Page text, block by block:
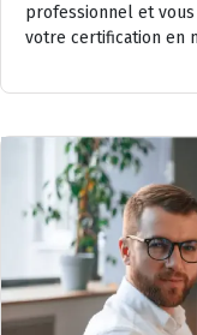
professionnel et
votre certification en